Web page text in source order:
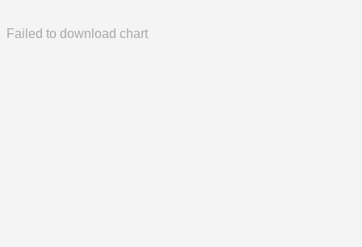
Failed to download chart